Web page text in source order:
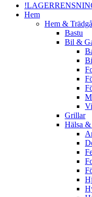
Hem
Hem &
Bastu
Bil &
Grillar
Hälsa